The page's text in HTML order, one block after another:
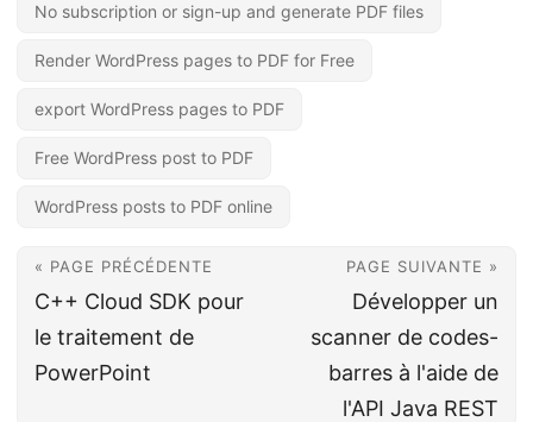
No subscription or sign-up and generate PDF files
Render WordPress pages to PDF for Free
export WordPress pages to PDF
Free WordPress post to PDF
WordPress posts to PDF online
« PAGE PRÉCÉDENTE
C++ Cloud SDK pour
le traitement de
PowerPoint
PAGE SUIVANTE »
Développer un
scanner de codes-
barres à l'aide de
l'API Java REST